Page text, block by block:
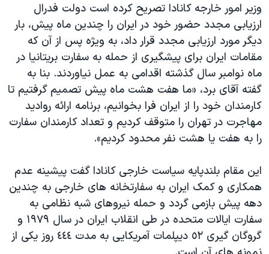
وزیر امور خارجه کانادا تصریح کرده است دولت فدرال
ارزیابی مجدد حضور خود در ایران را چندین ماه پیش، بار
دیگر مورد ارزیابی مجدد قرار داد، به ویژه پس از آن که
مقامات ایران برای پیشگیری از حمله به سفارت بریتانیا در
ماه نوامبر سال گذشته اقدامی به عمل نیاوردند. بنا به
گفته آقای برد، «ما هفت هشت ماه پیش تصمیم گرفتیم تا
کارمندان خود را از ایران فرا بخوانیم، برنامه ارائه روادید
مهاجرت در تهران را متوقف کردیم و تعداد کارمندان سفارت
را به هفت یا هشت نفر محدود کردیم».
این مقام بلندپایه سیاست خارجی کانادا گفت پیشینه عدم
همکاری و کمک ایران به سفارتخانه های خارجی به چندین
دهه پیش بازمی گردد و حمله نیروهای شبه نظامی به
سفارت ایالات متحده در طی انقلاب ایران در سال ١٩٧٩ و
گروگان گیری ٥٢ دیپلمات آمریکایی به مدت ٤٤٤ روز یکی از